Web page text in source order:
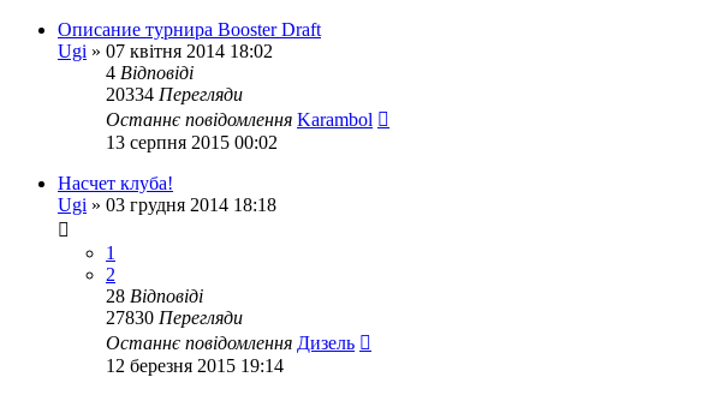
Описание турнира Booster Draft
Ugi » 07 квітня 2014 18:02
4 Відповіді
20334 Перегляди
Останнє повідомлення Karambol
13 серпня 2015 00:02
Насчет клуба!
Ugi » 03 грудня 2014 18:18
1
2
28 Відповіді
27830 Перегляди
Останнє повідомлення Дизель
12 березня 2015 19:14